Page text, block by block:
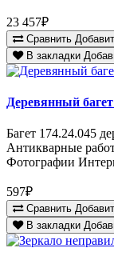
23 457₽
Сравнить
В закладки
Деревянный
Багет 174.24.045
Антикварные
Фотографии
597₽
Сравнить
В закладки